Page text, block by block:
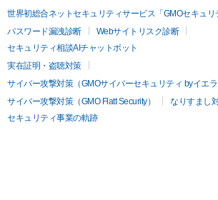
世界初総合ネットセキュリティサービス「GMOセキュリ
パスワード漏洩診断
Webサイトリスク診断
セキュリティ相談AIチャットボット
実在証明・盗聴対策
サイバー攻撃対策（GMOサイバーセキュリティ byイエラ
サイバー攻撃対策（GMO Flatt Security）
なりすまし
セキュリティ事業の軌跡